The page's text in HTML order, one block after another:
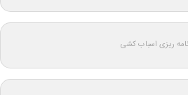
ریزی اسباب کشی